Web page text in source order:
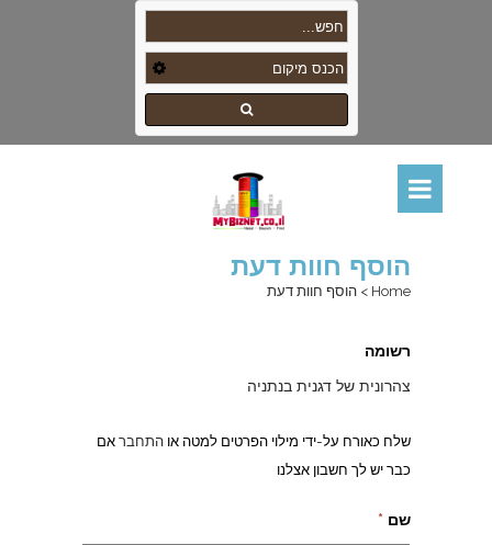
הוסף חוות דעת
Home
> הוסף חוות דעת
רשומה
צהרונית של דגנית בנתניה
שלח כאורח על-ידי מילוי הפרטים למטה או התחבראם
כבר יש לך חשבון אצלנו
שם *